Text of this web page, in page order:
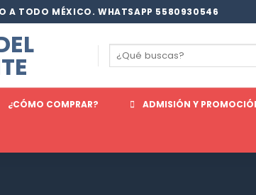
A TODO MÉXICO. WHATSAPP 5580930546
Buscar
por:
¿CÓMO COMPRAR? ADMISIÓN Y